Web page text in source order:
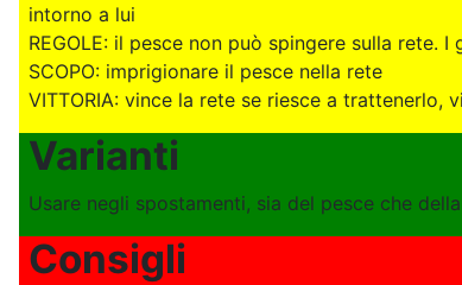
intorno a lui
REGOLE: il pesce non può spingere sulla rete.
SCOPO: imprigionare il pesce nella rete
VITTORIA: vince la rete se riesce a trattenerlo,
Varianti
Usare negli spostamenti, sia del pesce che
Consigli